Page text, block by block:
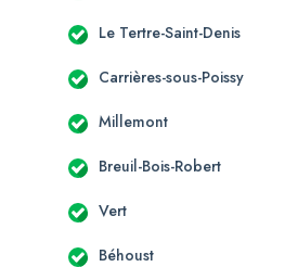
Le Tertre-Saint-Denis
Carrières-sous-Poissy
Millemont
Breuil-Bois-Robert
Vert
Béhoust